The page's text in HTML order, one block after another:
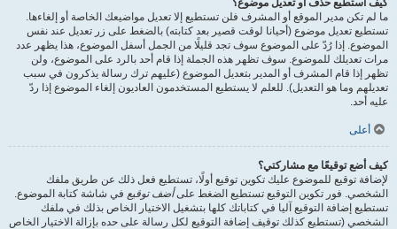
كيف أستطيع حذف أو تعديل موضوع؟
ما لم تكن مدير الموقع أو المشرف فلن تستطيع إلا تعديل مواضيعك الخاصة أو إلغاءها.
تستطيع تعديل موضوع (أحيانا لوقت قصير بعد كتابته) بالضغط على زر تعديل عند نفس
الموضوع. إذا رُدّ على الموضوع سوف تجد قليلًا من الجمل أسفل الموضوع، هذا يظهر عدد
مرات تعديلك للموضوع. سوف تظهر هذه الجملة إذا قام أحد بالرد على الموضوع، ولن
تظهر إذا قام المشرف أو المدير بتعديل الموضوع (عليهم ترك رسالة يذكرون في سبب
تعديلهم وما هو التعديل). للعلم لا يستطيع المستخدمون العاديون إلغاء الموضوع إذا ردّ
عليه أحد.
أعلى
كيف أضع توقيعًا مع مشاركتي؟
لإضافة توقيع للموضوع عليك تكوين توقيع أولًا، تستطيع فعل ذلك عن طريق ملفك
الشخصي. فور تكوين التوقيع تستطيع الضغط علىأضف توقيع في شاشة كتابة الموضوع.
تستطيع إضافة التوقيع آليا في كتاباتك كلها بتشغيل الاختيار الخاص بذلك في ملفك
الشخصي (تستطيع كذلك توقيف إضافة التوقيع لكل رسالة على حده بإزالة الاختيار الخاص